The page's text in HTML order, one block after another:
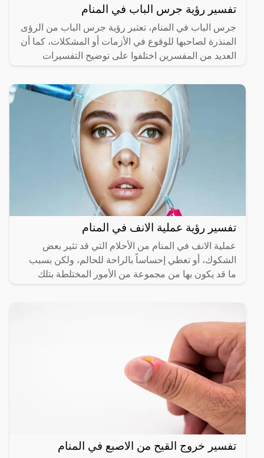
تفسير رؤية جرس الباب في المنام
جرس الباب في المنام، تعتبر رؤية جرس الباب من الرؤى
المنذرة لصاحبها للوقوع في الأزمات أو المشكلات، كما أن
العديد من المفسرين اختلفوا على توضيح التفسيرات
تفسير رؤية عملية الانف في المنام
عملية الانف في المنام من الأحلام التي قد تثير بعض
الشكوك، أو تعطي إحساساً بالراحة للحالم، ولكن بسبب
ما قد يكون بها من مجموعة من الأمور المختلطة بتلك
تفسير خروج القيح من الاصبع في المنام